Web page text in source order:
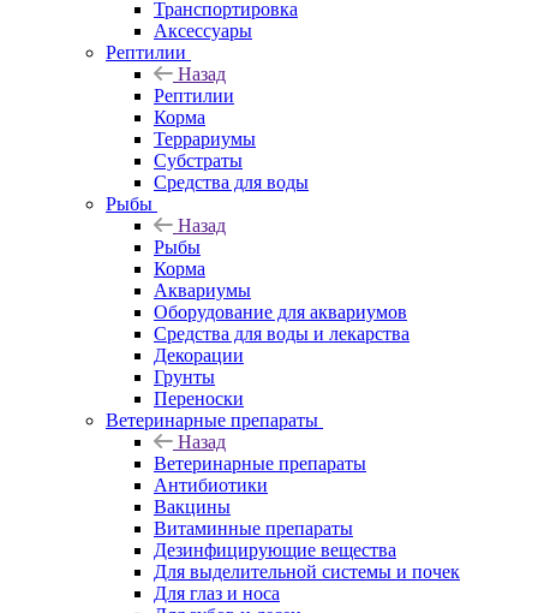
Транспортировка
Аксессуары
Рептилии
Назад
Рептилии
Корма
Террариумы
Субстраты
Средства для воды
Рыбы
Назад
Рыбы
Корма
Аквариумы
Оборудование для аквариумов
Средства для воды и лекарства
Декорации
Грунты
Переноски
Ветеринарные препараты
Назад
Ветеринарные препараты
Антибиотики
Вакцины
Витаминные препараты
Дезинфицирующие вещества
Для выделительной системы и почек
Для глаз и носа